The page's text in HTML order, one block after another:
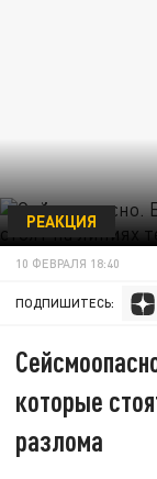
РЕАКЦИЯ
10 ФЕВРАЛЯ 18:40
ПОДПИШИТЕСЬ:
которые
разлома